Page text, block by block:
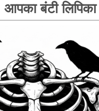
आपका बंटी लिपिका